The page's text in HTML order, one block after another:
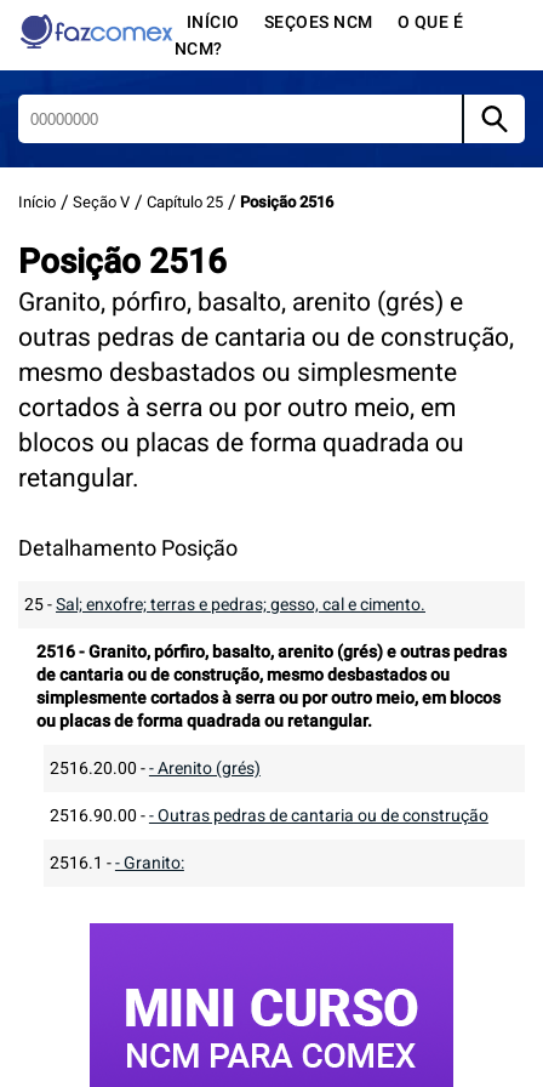
INÍCIO SEÇOES NCM
O QUE É
NCM?
Início Seção V Capítulo 25 Posição 2516
Posição 2516
Granito, pórfiro, basalto, arenito (grés) e
outras pedras de cantaria ou de construção,
mesmo desbastados ou simplesmente
cortados à serra ou por outro meio, em
blocos ou placas de forma quadrada ou
retangular.
Detalhamento Posição
25-Sal; enxofre; terras e pedras; gesso, cal e cimento.
2516-Granito, pórfiro, basalto, arenito (grés) e outras pedras
de cantaria ou de construção, mesmo desbastados ou
simplesmente cortados à serra ou por outro meio, em blocos
ou placas de forma quadrada ou retangular.
2516.20.00 -- Arenito (grés)
2516.90.00 -- Outras pedras de cantaria ou de construção
2516.1 -- Granito: